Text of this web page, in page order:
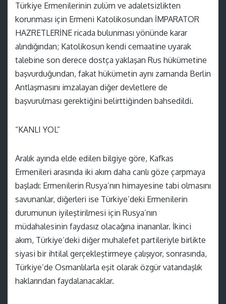
Türkiye Ermenilerinin zulüm ve adaletsizlikten
korunması için Ermeni Katolikosundan İMPARATOR
HAZRETLERİNE ricada bulunması yönünde karar
alındığından; Katolikosun kendi cemaatine uyarak
talebine son derece dostça yaklaşan Rus hükümetine
başvurduğundan, fakat hükümetin aynı zamanda Berlin
Antlaşmasını imzalayan diğer devletlere de
başvurulması gerektiğini belirttiğinden bahsedildi.
“KANLI YOL”
Aralık ayında elde edilen bilgiye göre, Kafkas
Ermenileri arasında iki akım daha canlı göze çarpmaya
başladı: Ermenilerin Rusya’nın himayesine tabi olmasını
savunanlar, diğerleri ise Türkiye’deki Ermenilerin
durumunun iyileştirilmesi için Rusya’nın
müdahalesinin faydasız olacağına inananlar. İkinci
akım, Türkiye’deki diğer muhalefet partileriyle birlikte
siyasi bir ihtilal gerçekleştirmeye çalışıyor, sonrasında,
Türkiye’de Osmanlılarla eşit olarak özgür vatandaşlık
haklarından faydalanacaklar.